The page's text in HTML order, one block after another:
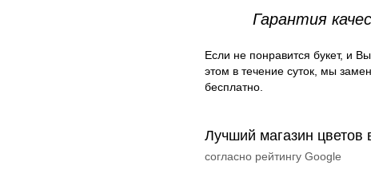
Гарантия
Если не понравится букет, и
этом в течение суток, мы
бесплатно.
Лучший магазин цветов
согласно рейтингу Google